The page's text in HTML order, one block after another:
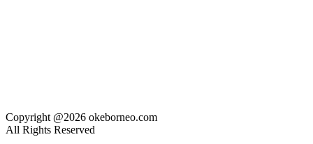
Copyright @2026 okeborneo.com
All Rights Reserved